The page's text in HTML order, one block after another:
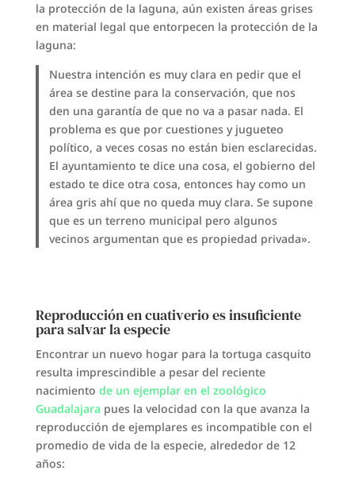
la protección de la laguna, aún existen áreas grises
en material legal que entorpecen la protección de la
laguna:
Nuestra intención es muy clara en pedir que el
área se destine para la conservación, que nos
den una garantía de que no va a pasar nada. El
problema es que por cuestiones y jugueteo
político, a veces cosas no están bien esclarecidas.
El ayuntamiento te dice una cosa, el gobierno del
estado te dice otra cosa, entonces hay como un
área gris ahí que no queda muy clara. Se supone
que es un terreno municipal pero algunos
vecinos argumentan que es propiedad privada».
Reproducción en cuativerio es insuficiente
para salvar la especie
Encontrar un nuevo hogar para la tortuga casquito
resulta imprescindible a pesar del reciente
nacimiento de un ejemplar en el zoológico
Guadalajara pues la velocidad con la que avanza la
reproducción de ejemplares es incompatible con el
promedio de vida de la especie, alrededor de 12
años: